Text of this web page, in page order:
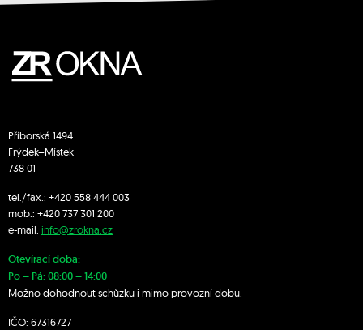
Příborská 1494
Frýdek–Místek
738 01
tel./fax.: +420 558 444 003
mob.: +420 737 301 200
e-mail: info@zrokna.cz
Otevírací doba:
Po – Pá: 08:00 – 14:00
Možno dohodnout schůzku i mimo provozní dobu.
IČO: 67316727